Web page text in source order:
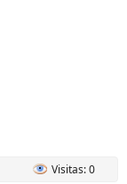
Visitas: 0